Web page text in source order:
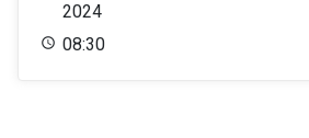
2024
08:30